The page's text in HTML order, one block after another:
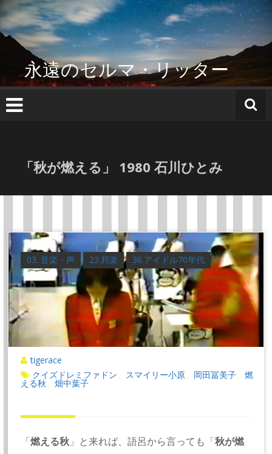
コ
ン
テ
へ
ス
キ
永遠のセルマ・リッター
「秋が燃える」 1980 石川ひとみ
03. 音楽・声 23.邦楽 36.アイドル70年代
tigerace
クイズドレミファドン
スマイリー小原 岡田冨美子 、燃
える秋 、畑中葉子
「燃える秋 」と来れば、語呂から言っても「秋が燃